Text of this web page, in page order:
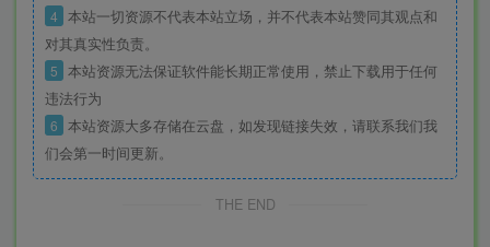
4 本站一切资源不代表本站立场，并不代表本站赞同其观点和
对其真实性负责。
5 本站资源无法保证软件能长期正常使用，禁止下载用于任何
违法行为
6 本站资源大多存储在云盘，如发现链接失效，请联系我们我
们会第一时间更新。
THE END